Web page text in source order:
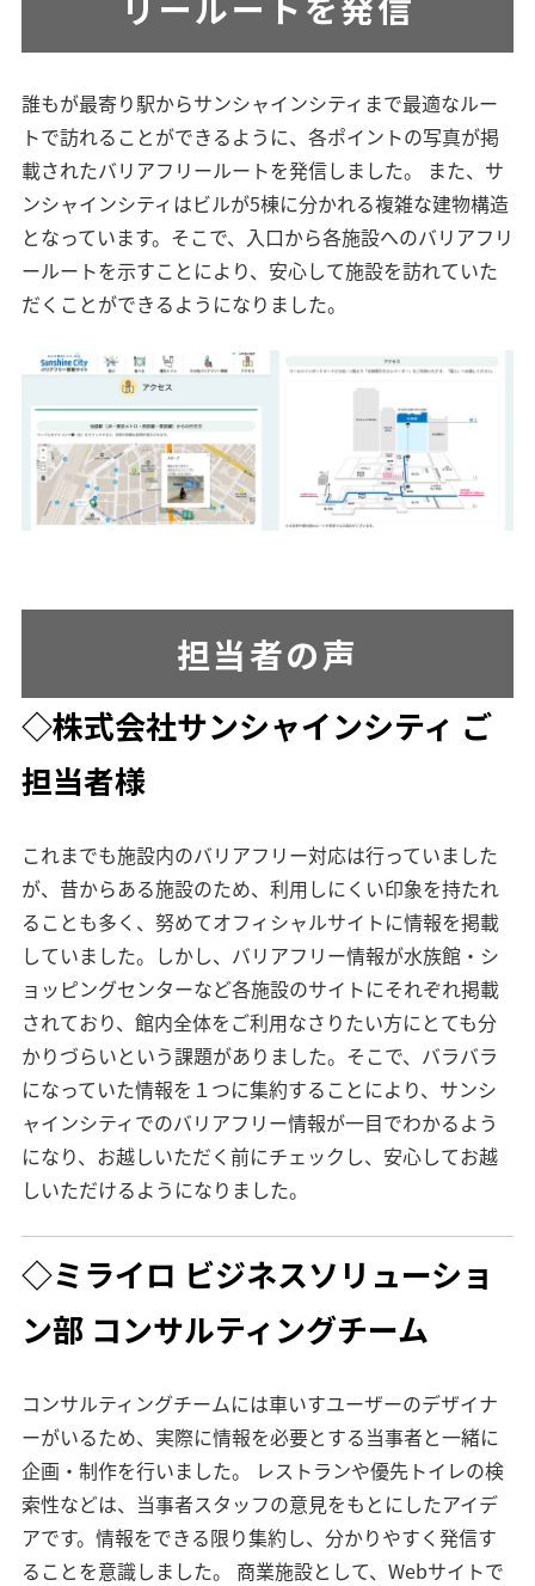
誰もが最寄り駅からサンシャインシティまで最適なルー
トで訪れることができるように、各ポイントの写真が掲
載されたバリアフリールートを発信しました。 また、サ
ンシャインシティはビルが5棟に分かれる複雑な建物構造
となっています。そこで、入口から各施設へのバリアフリ
ールートを示すことにより、安心して施設を訪れていた
だくことができるようになりました。
担当者の声
◇株式会社サンシャインシティ ご
担当者様
これまでも施設内のバリアフリー対応は行っていました
が、昔からある施設のため、利用しにくい印象を持たれ
ることも多く、努めてオフィシャルサイトに情報を掲載
していました。しかし、バリアフリー情報が水族館・シ
ョッピングセンターなど各施設のサイトにそれぞれ掲載
されており、館内全体をご利用なさりたい方にとても分
かりづらいという課題がありました。そこで、バラバラ
になっていた情報を１つに集約することにより、サンシ
ャインシティでのバリアフリー情報が一目でわかるよう
になり、お越しいただく前にチェックし、安心してお越
しいただけるようになりました。
◇ミライロ ビジネスソリューショ
ン部 コンサルティングチーム
コンサルティングチームには車いすユーザーのデザイナ
ーがいるため、実際に情報を必要とする当事者と一緒に
企画・制作を行いました。 レストランや優先トイレの検
索性などは、当事者スタッフの意見をもとにしたアイデ
アです。情報をできる限り集約し、分かりやすく発信す
ることを意識しました。 商業施設として、Webサイトで